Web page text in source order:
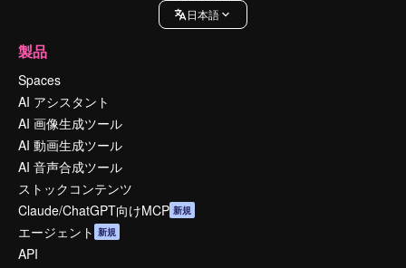
日本語
製品
Spaces
AI アシスタント
AI 画像生成ツール
AI 動画生成ツール
AI 音声合成ツール
ストックコンテンツ
Claude/ChatGPT向けMCP 新規
エージェント 新規
API